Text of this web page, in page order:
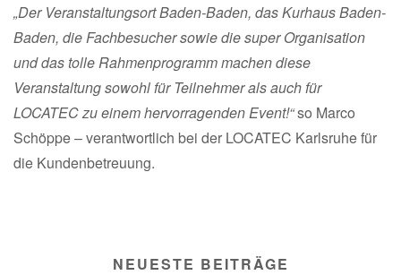
„Der Veranstaltungsort Baden-Baden, das Kurhaus Baden-
Baden, die Fachbesucher sowie die super Organisation
und das tolle Rahmenprogramm machen diese
Veranstaltung sowohl für Teilnehmer als auch für
LOCATEC zu einem hervorragenden Event!“so Marco
Schöppe – verantwortlich bei der LOCATEC Karlsruhe für
die Kundenbetreuung.
NEUESTE BEITRÄGE